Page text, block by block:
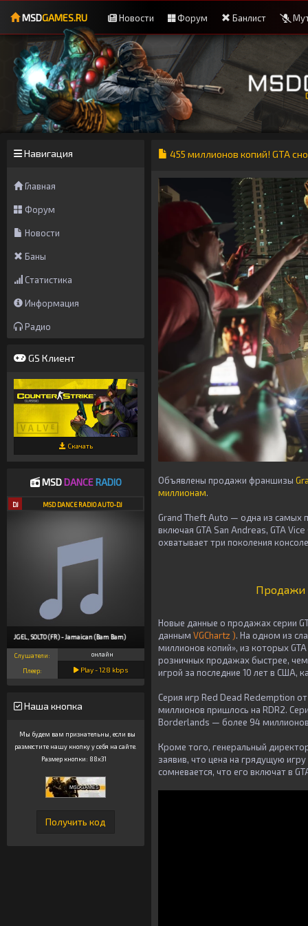
MSDGAMES.RU Новости Форум Банлист
Навигация
Главная
Форум
Новости
Баны
Статистика
Информация
Радио
GS Клиент
Скачать
MSDDANCE RADIO
DJ MSD DANCE RADIO AUTO-DJ
HUGEL, SOLTO (FR) - Jamaican (Bam Bam)
Слушатели: онлайн
Плеер: Play -128 kbps
Наша кнопка
Мы будем вам признательны, если вы
разместите нашу кнопку у себя на сайте.
Размер кнопки: 88x31
455 миллионов копий! GTA
Объявлены продажи франшизы
миллионам.
Grand Theft Auto — одна из самых
включая GTA San Andreas, GTA
охватывает три поколения
Продажи
Новые данные о продажах серии
данным VGChartz ). На одном из
миллионов копий», из которых
розничных продажах быстрее,
игрой за последние 10 лет в США,
Серия игр Red Dead Redemption
миллионов пришлось на RDR2.
Borderlands — более 94
Кроме того, генеральный
заявив, что цена на грядущую
сомневается, что его включат в